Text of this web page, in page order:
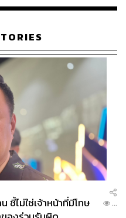
ชี้ไม่ใช่เจ้าหน้าที่มีโทษ
...